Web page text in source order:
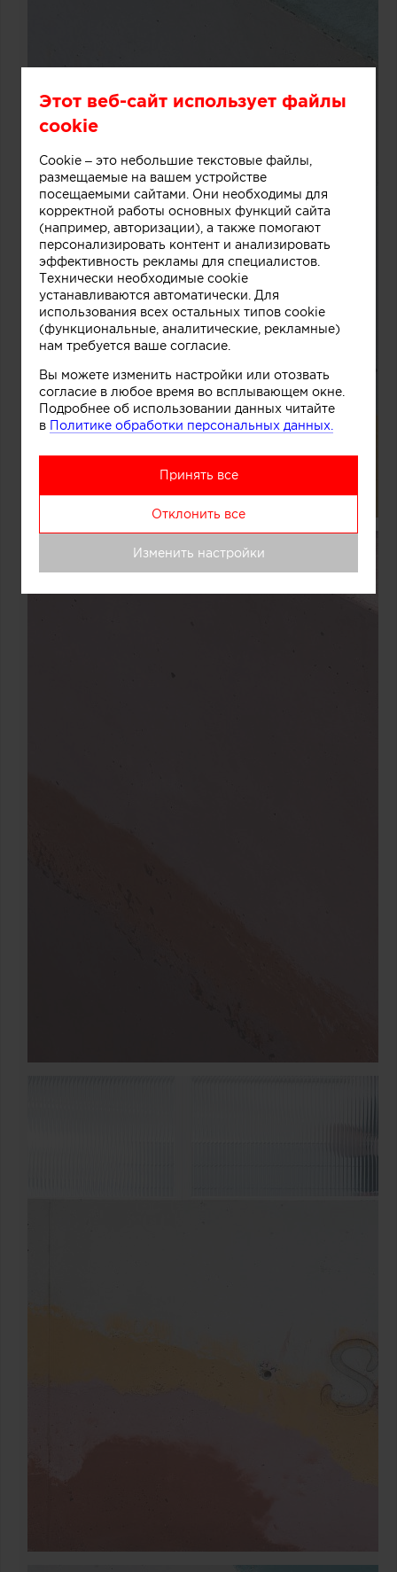
Этот веб-сайт использует файлы
cookie
Cookie – это небольшие текстовые файлы,
размещаемые на вашем устройстве
посещаемыми сайтами. Они необходимы для
корректной работы основных функций сайта
(например, авторизации), а также помогают
персонализировать контент и анализировать
эффективность рекламы для специалистов.
Технически необходимые cookie
устанавливаются автоматически. Для
использования всех остальных типов cookie
(функциональные, аналитические, рекламные)
нам требуется ваше согласие.
Вы можете изменить настройки или отозвать
согласие в любое время во всплывающем окне.
Подробнее об использовании данных читайте
в Политике обработки персональных данных.
Принять все
Отклонить все
Изменить настройки